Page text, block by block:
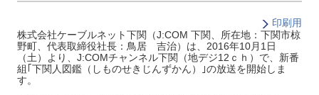
印刷用
株式会社ケーブルネット下関（J:COM 下関、所在地：下関市椋
野町、代表取締役社長：鳥居 吉治）は、2016年10月1日
（土）より、J:COMチャンネル下関（地デジ12ｃｈ）で、新番
組｢下関人図鑑（しものせきじんずかん）｣の放送を開始しま
す。